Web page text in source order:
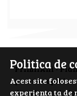
PrimiiAni -
pentru copii
de colorat si
Politica de
Acest site
experienta ta de